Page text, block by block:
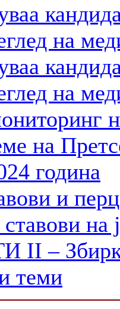
на
на
на
година
и
на
–
теми